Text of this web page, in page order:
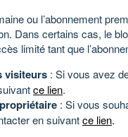
ou l’abonnement
Dans certains cas, le
limité tant que
visiteurs : Si vous avez
ce lien.
: Si vous
en suivantce lien.